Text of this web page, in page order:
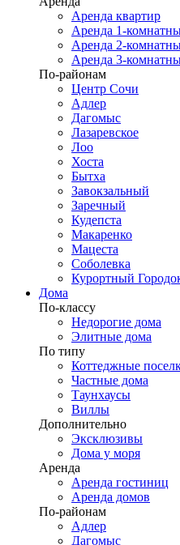
Аренда квартир
Аренда 1-
Аренда 2-
Аренда 3-
По-районам
Центр Сочи
Адлер
Дагомыс
Лазаревское
Лоо
Хоста
Бытха
Завокзальный
Заречный
Кудепста
Макаренко
Мацеста
Соболевка
Курортный
Дома
По-классу
Недорогие дома
Элитные дома
По типу
Коттеджные
Частные дома
Таунхаусы
Виллы
Дополнительно
Эксклюзивы
Дома у моря
Аренда
Аренда гостиниц
Аренда домов
По-районам
Адлер
Дагомыс